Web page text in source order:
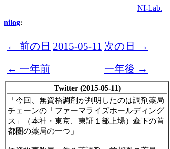
NI-Lab.
nilog:
← 前の日 2015-05-11 次の日 →
← 一年前
一年後 →
Twitter (2015-05-11)
「今回、無資格調剤が判明したのは調剤薬局
チェーンの「ファーマライズホールディング
ス」（本社・東京、東証１部上場）傘下の首
都圏の薬局の一つ」